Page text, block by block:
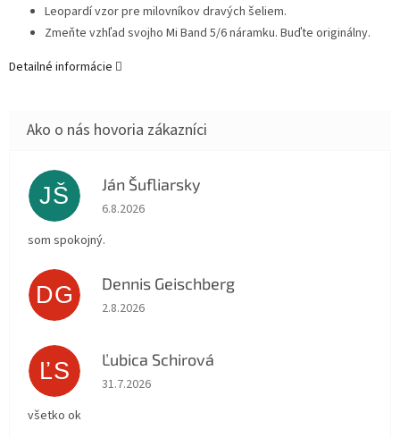
Leopardí vzor pre milovníkov dravých šeliem.
Zmeňte vzhľad svojho Mi Band 5/6 náramku. Buďte originálny.
Detailné informácie
JŠ Ján Šufliarsky
Hodnotenie obchodu je 5 z 5 hviezdičiek.
6.8.2026
som spokojný.
DG Dennis Geischberg
Hodnotenie obchodu je 5 z 5 hviezdičiek.
2.8.2026
ĽS Ľubica Schirová
Hodnotenie obchodu je 5 z 5 hviezdičiek.
31.7.2026
všetko ok